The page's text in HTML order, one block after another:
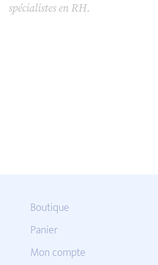
spécialistes en RH.
Boutique
Panier
Mon compte